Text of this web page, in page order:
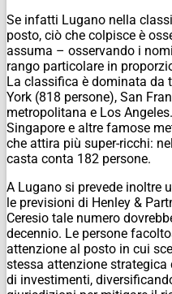
Se infatti Lugano nella
posto, ciò che colpisce è
assuma – osservando i
rango particolare in
La classifica è dominata da
York (818 persone), San
metropolitana e Los
Singapore e altre famose
che attira più super-ricchi:
casta conta 182 persone.
A Lugano si prevede inoltre
le previsioni di Henley &
Ceresio tale numero
decennio. Le persone
attenzione al posto in cui
stessa attenzione
di investimenti,